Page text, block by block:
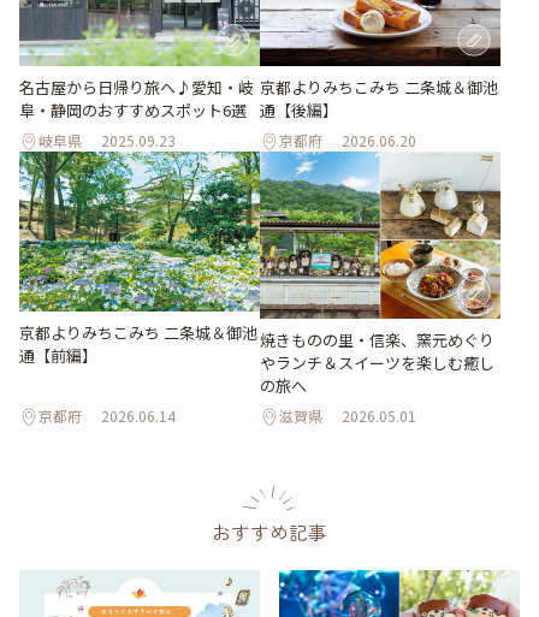
名古屋から日帰り旅へ♪愛知・岐
阜・静岡のおすすめスポット6選
岐阜県 2025.09.23
京都よりみちこみち 二条城＆御池
通【後編】
京都府 2026.06.20
京都よりみちこみち 二条城＆御池
通【前編】
京都府 2026.06.14
焼きものの里・信楽、窯元めぐり
やランチ＆スイーツを楽しむ癒し
の旅へ
滋賀県 2026.05.01
おすすめ記事